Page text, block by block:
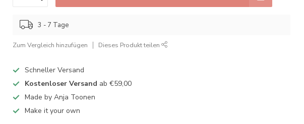
3 - 7 Tage
Zum Vergleich hinzufügen Dieses Produkt teilen
Schneller Versand
Kostenloser Versand ab €59,00
Made by Anja Toonen
Make it your own